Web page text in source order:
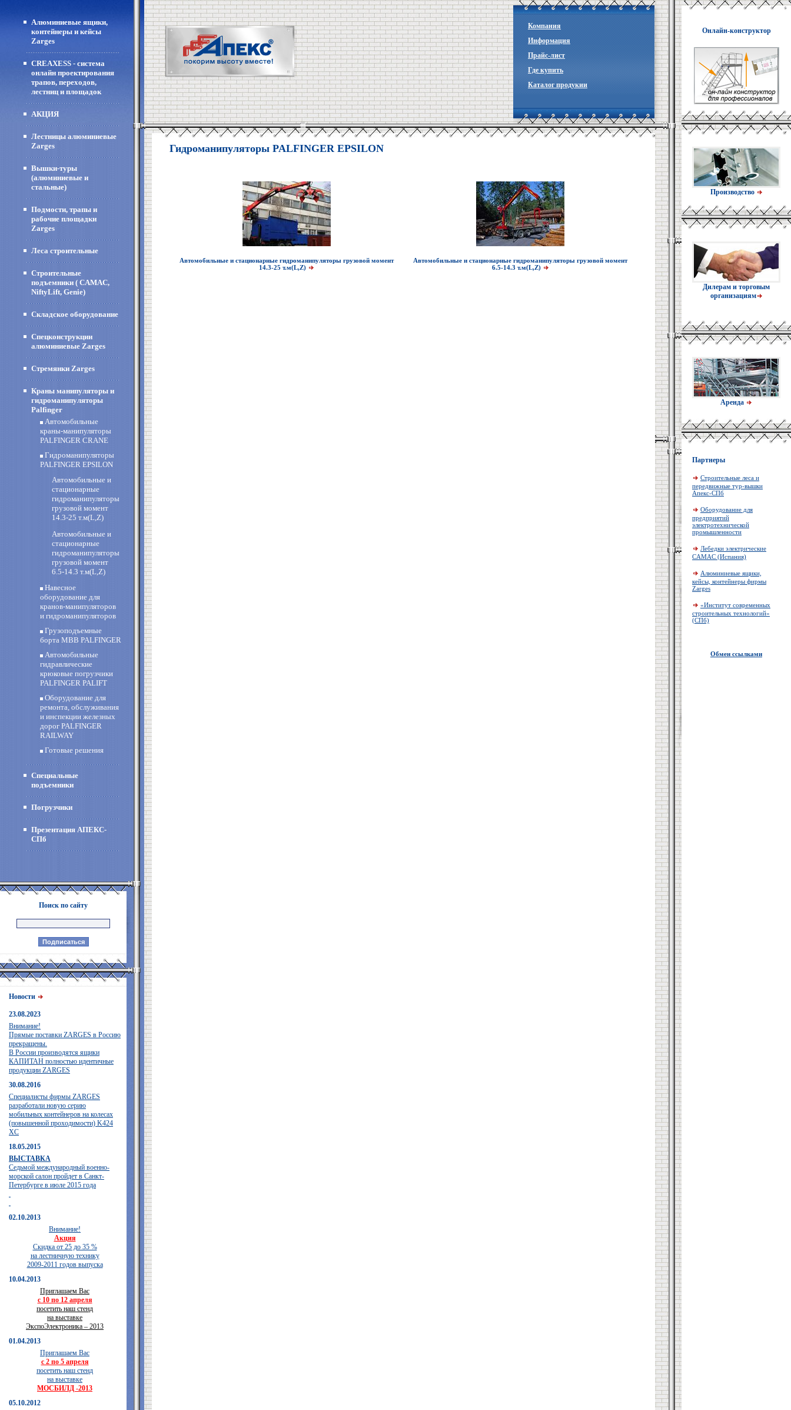
Алюминиевые ящики,
контейнеры и кейсы
Zarges
CREAXESS - система
онлайн проектирования
трапов, переходов,
лестниц и площадок
АКЦИЯ
Лестницы алюминиевые
Zarges
Вышки-туры
(алюминиевые и
стальные)
Подмости, трапы и
рабочие площадки
Zarges
Леса строительные
Строительные
подъемники ( CAMAC,
NiftyLift, Genie)
Складское оборудование
Спецконструкции
алюминиевые Zarges
Стремянки Zarges
Краны манипуляторы и
гидроманипуляторы
Palfinger
Автомобильные
краны-манипуляторы
PALFINGER CRANE
Гидроманипуляторы
PALFINGER EPSILON
Автомобильные и
стационарные
гидроманипуляторы
грузовой момент
14.3-25 т.м(L,Z)
Автомобильные и
стационарные
гидроманипуляторы
грузовой момент
6.5-14.3 т.м(L,Z)
Навесное
оборудование для
кранов-манипуляторов
и гидроманипуляторов
Грузоподъемные
борта MBB PALFINGER
Автомобильные
гидравлические
крюковые погрузчики
PALFINGER PALIFT
Оборудование для
ремонта, обслуживания
и инспекции железных
дорог PALFINGER
RAILWAY
Готовые решения
Специальные
подъемники
Погрузчики
Презентация АПЕКС-
СПб
Поиск по сайту
Новости
23.08.2023
Внимание!
Прямые поставки ZARGES в Россию
прекращены.
В России производятся ящики
КАПИТАН полностью идентичные
продукции ZARGES
30.08.2016
Специалисты фирмы ZARGES
разработали новую серию
мобильных контейнеров на колесах
(повышенной проходимости) K424
XC
18.05.2015
ВЫСТАВКА
Седьмой международный военно-
морской салон пройдет в Санкт-
Петербурге в июле 2015 года
02.10.2013
Внимание!
Акция
Скидка от 25 до 35 %
на лестничную технику
2009-2011 годов выпуска
10.04.2013
Приглашаем Вас
с 10 по 12 апреля
посетить наш стенд
на выставке
ЭкспоЭлектроника – 2013
01.04.2013
Приглашаем Вас
с 2 по 5 апреля
посетить наш стенд
на выставке
МОСБИЛД -2013
05.10.2012
Компания
Информация
Прайc-лист
Где купить
Каталог продукии
Гидроманипуляторы PALFINGER EPSILON
Автомобильные и стационарные гидроманипуляторы грузовой момент
14.3-25 т.м(L,Z)
Автомобильные и стационарные гидроманипуляторы грузовой момент
6.5-14.3 т.м(L,Z)
Онлайн-конструктор
Производство
Дилерам и торговым
организациям
Аренда
Партнеры
Строительные леса и
передвижные тур-вышки
Апекс-СПб
Оборудование для
предприятий
электротехнической
промышленности
Лебедки электрические
CAMAC (Испания)
Алюминиевые ящики,
кейсы, контейнеры фирмы
Zarges
«Институт современных
строительных технологий»
(СПб)
Обмен ссылками